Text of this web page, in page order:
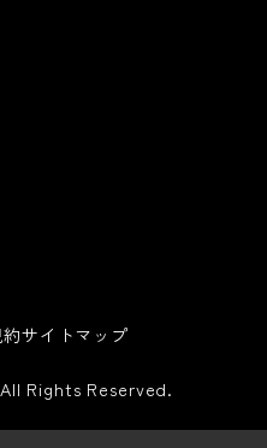
サイトマップ
Rights Reserved.